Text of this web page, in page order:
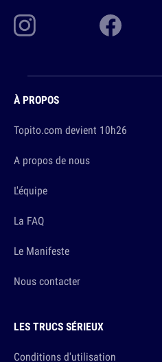
À PROPOS
Topito.com devient 10h26
A propos de nous
L'équipe
La FAQ
Le Manifeste
Nous contacter
LES TRUCS SÉRIEUX
Conditions d'utilisation